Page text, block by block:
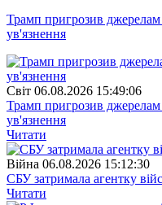
Трамп пригрозив
ув'язнення
Свiт 06.08.2026 15:49:06
Трамп пригрозив
ув'язнення
Читати
Війна 06.08.2026 15:12:30
СБУ затримала агентку
Читати